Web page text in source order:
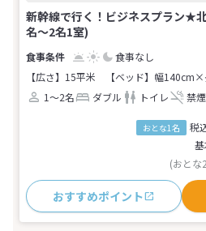
新幹線で行く！ビジネスプラン
名～2名1室)
食事なし
【広さ】15平米
【ベッド】幅
1～2名
ダブル トイレ 禁煙
おとな1名 税
(おとな
おすすめポイント